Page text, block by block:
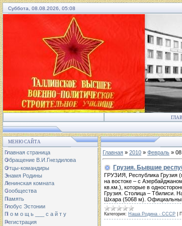
Суббота, 08.08.2026, 05:08
МЕНЮ САЙТА
Главная страница
Обращение В.И.Гнездилова
Отцы-командиры
Знамя Родины
Ленинская комната
Сообщества
Память
Глобус Эстонии
П о м о щ ь ___ с а й т у
Регистрация
Главная » 2010 » Февраль » 08
Грузия. Бывшие
ГРУЗИЯ, Республика Грузия
на востоке – с
кв.км.), которые в
Грузия. Столица – Тбилиси.
Шхара (5068 м). Официальный
Категория: Наша Родина - СССР